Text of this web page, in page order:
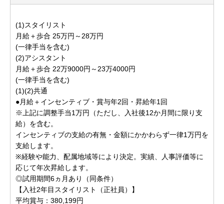
(1)スタイリスト
月給＋歩合 25万円～28万円
(一律手当を含む)
(2)アシスタント
月給＋歩合 22万9000円～23万4000円
(一律手当を含む)
(1)(2)共通
●月給＋インセンティブ・賞与年2回・昇給年1回
※上記に調整手当1万円（ただし、入社後12か月間に限り支
給）を含む。
インセンティブの支給の有無・金額にかかわらず一律1万円を
支給します。
※経験や能力、配属地域等により決定。実績、人事評価等に
応じて年次昇給します。
◎試用期間6ヵ月あり（同条件）
【入社2年目スタイリスト（正社員）】
平均賞与：380,199円